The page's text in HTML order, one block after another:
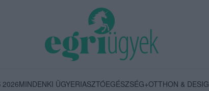
2026MINDENKI ÜGYERIASZTÓEGÉSZSÉG+OTTHON &